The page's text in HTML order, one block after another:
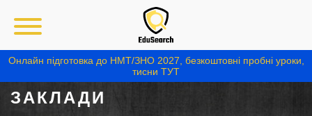
Онлайн підготовка до НМТ/ЗНО 2027, безкоштовні пробні уроки,
тисни ТУТ
ЗАКЛАДИ